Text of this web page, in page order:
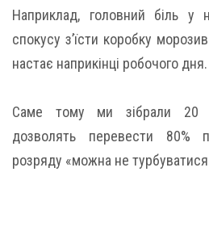
Наприклад, головний біль у
спокусу з’їсти коробку
настає наприкінці робочого дня.
Саме тому ми зібрали 20
дозволять перевести 80%
розряду «можна не